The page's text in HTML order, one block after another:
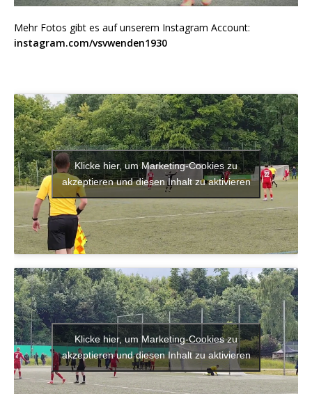
Mehr Fotos gibt es auf unserem Instagram Account:
instagram.com/vsvwenden1930
Klicke hier, um Marketing-Cookies zu
akzeptieren und diesen Inhalt zu aktivieren
Klicke hier, um Marketing-Cookies zu
akzeptieren und diesen Inhalt zu aktivieren